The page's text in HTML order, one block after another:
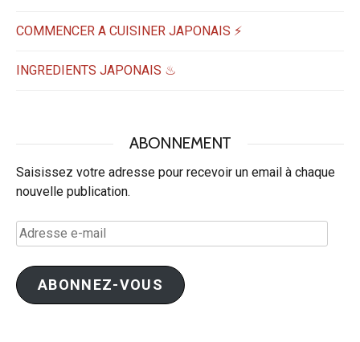
COMMENCER A CUISINER JAPONAIS ⚡
INGREDIENTS JAPONAIS ♨
ABONNEMENT
Saisissez votre adresse pour recevoir un email à chaque
nouvelle publication.
Adresse
e-
mail
ABONNEZ-VOUS